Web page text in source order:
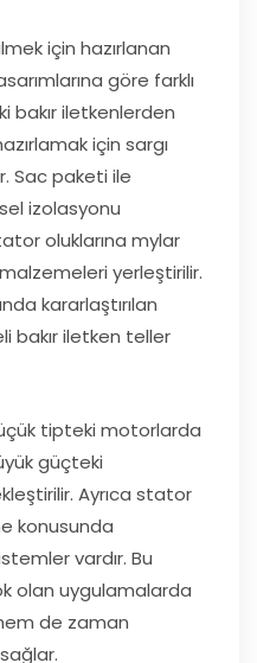
için hazırlanan
göre farklı
bakır iletkenlerden
için sargı
Sac paketi ile
izolasyonu
oluklarına mylar
yerleştirilir.
kararlaştırılan
bakır iletken teller
tipteki motorlarda
güçteki
Ayrıca stator
konusunda
vardır. Bu
olan uygulamalarda
de zaman